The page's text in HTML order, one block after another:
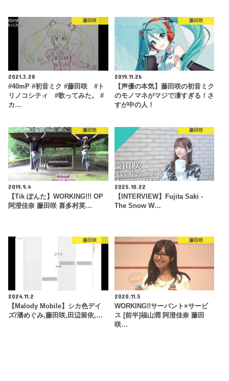
藤田咲
2021.3.28
#40mP #初音ミク #藤田咲 #ト
リノコシティ #歌ってみた。 #
カ…
藤田咲
2019.11.26
【声優の本気】藤田咲の初音ミク
のモノマネがマジで凄すぎる！さ
すが中の人！
藤田咲
2019.9.4
【Tik ぽんた】WORKING!!! OP
阿澄佳奈 藤田咲 喜多村英…
藤田咲
2025.10.22
【INTERVIEW】Fujita Saki -
The Snow W…
藤田咲
2024.11.2
【Malody Mobile】シカ色デイ
ズ/潘めぐみ,藤田咲,田辺留依,…
藤田咲
2020.11.5
WORKING!!サーバント×サービ
ス [前半]福山潤 阿澄佳奈 藤田
咲…